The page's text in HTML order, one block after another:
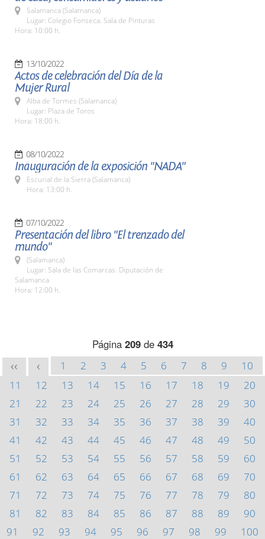
Salamanca (Salamanca)
Lugar: Colegio Fonseca. Sala de Pinturas
Hora: 10:00 h.
13/10/2022
Actos de celebración del Día de la
Mujer Rural
Alba de Tormes (Salamanca)
Lugar: Plaza de Toros
Hora: 18:00 h.
08/10/2022
Inauguración de la exposición "NADA"
Escurial de la Sierra (Salamanca)
Hora: 13:00 h.
07/10/2022
Presentación del libro "El trenzado del
mundo"
(Salamanca)
Lugar: Sala de las Comarcas. Diputación de
Salamanca
Hora: 12:00 h.
Página 209de 434
<< < 1 2 3 4 5 6 7 8 9
10
11
12 13 14 15 16 17 18 19
20
21
22 23 24 25 26 27 28 29
30
31
32 33 34 35 36 37 38 39
40
41
42 43 44 45 46 47 48 49
50
51
52 53 54 55 56 57 58 59
60
61
62 63 64 65 66 67 68 69
70
71
72 73 74 75 76 77 78 79
80
81
82 83 84 85 86 87 88 89
90
91
92 93 94 95 96 97 98 99
100